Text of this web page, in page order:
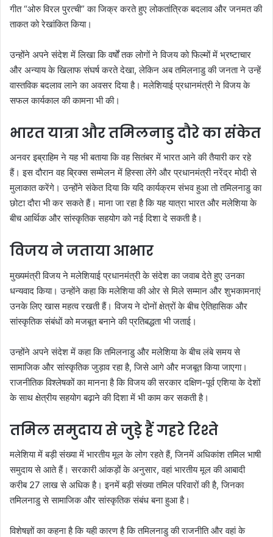
गीत “ओरु विरल पुरत्ची” का जिक्र करते हुए लोकतांत्रिक बदलाव और जनमत की
ताकत को रेखांकित किया।
उन्होंने अपने संदेश में लिखा कि वर्षों तक लोगों ने विजय को फिल्मों में भ्रष्टाचार
और अन्याय के खिलाफ संघर्ष करते देखा, लेकिन अब तमिलनाडु की जनता ने उन्हें
वास्तविक बदलाव लाने का अवसर दिया है। मलेशियाई प्रधानमंत्री ने विजय के
सफल कार्यकाल की कामना भी की।
भारत यात्रा और तमिलनाडु दौरे का संकेत
अनवर इब्राहिम ने यह भी बताया कि वह सितंबर में भारत आने की तैयारी कर रहे
हैं। इस दौरान वह ब्रिक्स सम्मेलन में हिस्सा लेंगे और प्रधानमंत्री नरेंद्र मोदी से
मुलाकात करेंगे। उन्होंने संकेत दिया कि यदि कार्यक्रम संभव हुआ तो तमिलनाडु का
छोटा दौरा भी कर सकते हैं। माना जा रहा है कि यह यात्रा भारत और मलेशिया के
बीच आर्थिक और सांस्कृतिक सहयोग को नई दिशा दे सकती है।
विजय ने जताया आभार
मुख्यमंत्री विजय ने मलेशियाई प्रधानमंत्री के संदेश का जवाब देते हुए उनका
धन्यवाद किया। उन्होंने कहा कि मलेशिया की ओर से मिले सम्मान और शुभकामनाएं
उनके लिए खास महत्व रखती हैं। विजय ने दोनों क्षेत्रों के बीच ऐतिहासिक और
सांस्कृतिक संबंधों को मजबूत बनाने की प्रतिबद्धता भी जताई।
उन्होंने अपने संदेश में कहा कि तमिलनाडु और मलेशिया के बीच लंबे समय से
सामाजिक और सांस्कृतिक जुड़ाव रहा है, जिसे आगे और मजबूत किया जाएगा।
राजनीतिक विश्लेषकों का मानना है कि विजय की सरकार दक्षिण-पूर्व एशिया के देशों
के साथ क्षेत्रीय सहयोग बढ़ाने की दिशा में भी काम कर सकती है।
तमिल समुदाय से जुड़े हैं गहरे रिश्ते
मलेशिया में बड़ी संख्या में भारतीय मूल के लोग रहते हैं, जिनमें अधिकांश तमिल भाषी
समुदाय से आते हैं। सरकारी आंकड़ों के अनुसार, वहां भारतीय मूल की आबादी
करीब 27 लाख से अधिक है। इनमें बड़ी संख्या तमिल परिवारों की है, जिनका
तमिलनाडु से सामाजिक और सांस्कृतिक संबंध बना हुआ है।
विशेषज्ञों का कहना है कि यही कारण है कि तमिलनाडु की राजनीति और वहां के